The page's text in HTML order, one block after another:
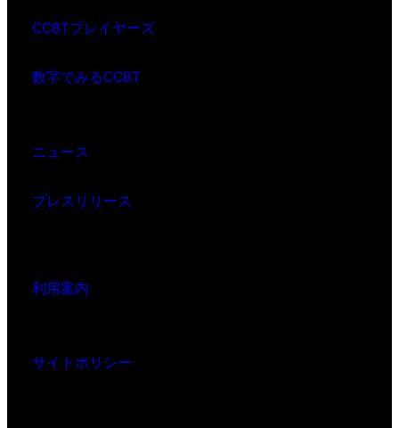
CCBTプレイヤーズ
数字でみるCCBT
ニュース
プレスリリース
利用案内
サイトポリシー